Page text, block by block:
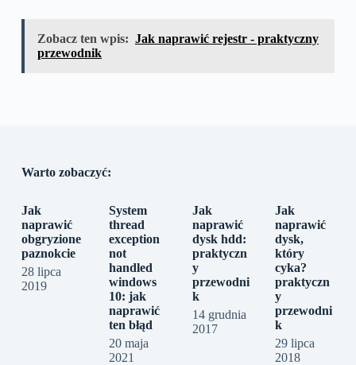
Zobacz ten wpis: Jak naprawić rejestr - praktyczny
przewodnik
Warto zobaczyć:
Jak
naprawić
obgryzione
paznokcie
28 lipca
2019
System
thread
exception
not
handled
windows
10: jak
naprawić
ten błąd
20 maja
2021
Jak
naprawić
dysk hdd:
praktyczn
y
przewodni
k
14 grudnia
2017
Jak
naprawić
dysk,
który
cyka?
praktyczn
y
przewodni
k
29 lipca
2018